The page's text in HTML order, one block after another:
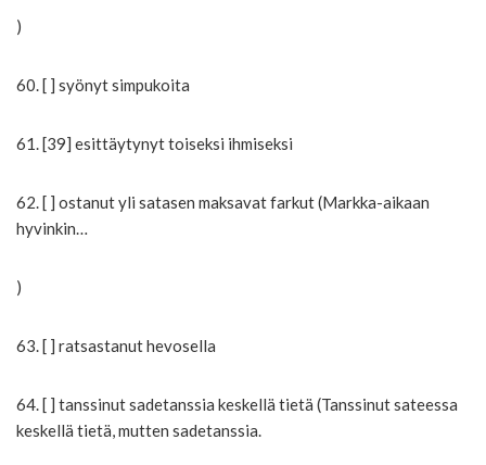
)
60. [ ] syönyt simpukoita
61. [39] esittäytynyt toiseksi ihmiseksi
62. [ ] ostanut yli satasen maksavat farkut (Markka-aikaan
hyvinkin…
)
63. [ ] ratsastanut hevosella
64. [ ] tanssinut sadetanssia keskellä tietä (Tanssinut sateessa
keskellä tietä, mutten sadetanssia.